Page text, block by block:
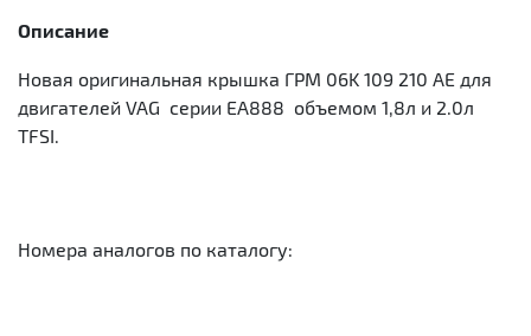
Описание
Новая оригинальная крышка ГРМ 06K 109 210 AE для
двигателей VAG серии EA888 объемом 1,8л и 2.0л
TFSI.
Номера аналогов по каталогу: